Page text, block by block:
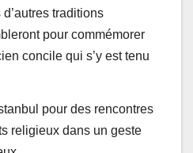
traditions
pour commémorer
concile qui s’y est tenu
pour des rencontres
religieux dans un geste